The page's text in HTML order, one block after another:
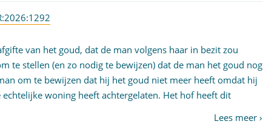
van het goud, dat de man volgens haar in bezit zou
te stellen (en zo nodig te bewijzen) dat de man het goud nog
om te bewijzen dat hij het goud niet meer heeft omdat hij
echtelijke woning heeft achtergelaten. Het hof heeft dit